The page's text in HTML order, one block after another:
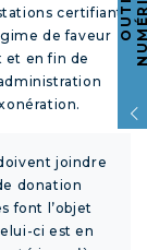
certifiant
de faveur
en fin de
joindre
donation
font l’objet
ci est en